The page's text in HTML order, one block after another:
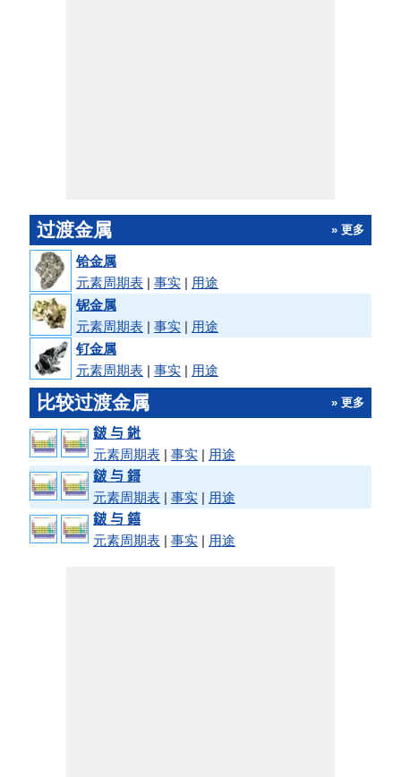
过渡金属 » 更多
铪金属
元素周期表 | 事实 | 用途
铌金属
元素周期表 | 事实 | 用途
钌金属
元素周期表 | 事实 | 用途
比较过渡金属 » 更多
𨨏 与 𨧀
元素周期表 | 事实 | 用途
𨨏 与 鎶
元素周期表 | 事实 | 用途
𨨏 与 𨭎
元素周期表 | 事实 | 用途